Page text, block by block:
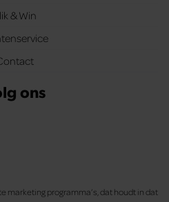
& Win
ons
marketing programma’s, dat houdt in dat